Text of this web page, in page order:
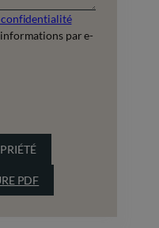
informations par e-
PDF